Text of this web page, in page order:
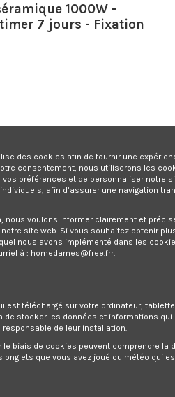
1000W -
7 jours - Fixation
- Thermostat digital, timer 7 jours -
timer 7 jours - Fixation murale
des cookies afin de fournir une
consentement, nous utiliserons les
vos préférences et de personnaliser notre
afin d’assurer une navigation
nous voulons informer clairement et
site web. Si vous souhaitez obtenir
nous avons implémenté dans les
à : homedames@free.frr.
est téléchargé sur votre ordinateur,
de stocker les données et informations
responsable de leur installation.
biais de cookies peuvent comprendre la
que vous avez joué ou météo qui